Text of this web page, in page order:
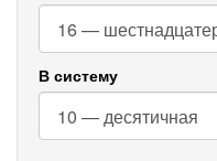
В систему